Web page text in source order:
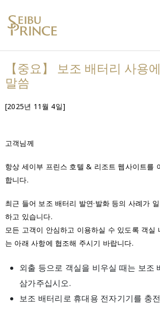
【중요】 보조 배터리 사용
말씀
[2025년 11월 4일]
고객님께
항상 세이부 프린스 호텔 & 리조트 웹사이트를
합니다.
최근 들어 보조 배터리 발연·발화 등의 사례가
하고 있습니다.
모든 고객이 안심하고 이용하실 수 있도록 객실
는 아래 사항에 협조해 주시기 바랍니다.
외출 등으로 객실을 비우실 때는 보조
삼가주십시오.
보조 배터리로 휴대용 전자기기를 충